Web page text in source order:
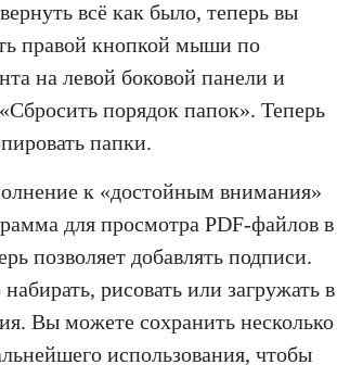
всё как было, теперь вы
правой кнопкой мыши по
на левой боковой панели и
порядок папок». Теперь
папки.
к «достойным внимания»
для просмотра PDF-файлов в
позволяет добавлять подписи.
рисовать или загружать в
Вы можете сохранить несколько
использования, чтобы